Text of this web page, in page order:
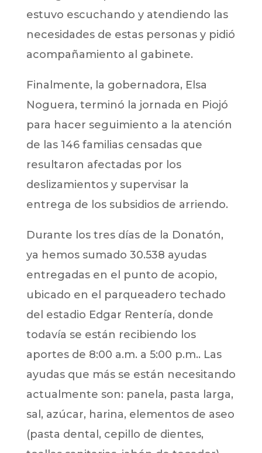
estuvo escuchando y atendiendo las
necesidades de estas personas y pidió
acompañamiento al gabinete.
Finalmente, la gobernadora, Elsa
Noguera, terminó la jornada en Piojó
para hacer seguimiento a la atención
de las 146 familias censadas que
resultaron afectadas por los
deslizamientos y supervisar la
entrega de los subsidios de arriendo.
Durante los tres días de la Donatón,
ya hemos sumado 30.538 ayudas
entregadas en el punto de acopio,
ubicado en el parqueadero techado
del estadio Edgar Rentería, donde
todavía se están recibiendo los
aportes de 8:00 a.m. a 5:00 p.m.. Las
ayudas que más se están necesitando
actualmente son: panela, pasta larga,
sal, azúcar, harina, elementos de aseo
(pasta dental, cepillo de dientes,